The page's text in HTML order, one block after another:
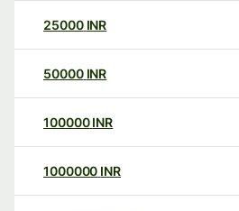
25000 INR
50000 INR
100000 INR
1000000 INR